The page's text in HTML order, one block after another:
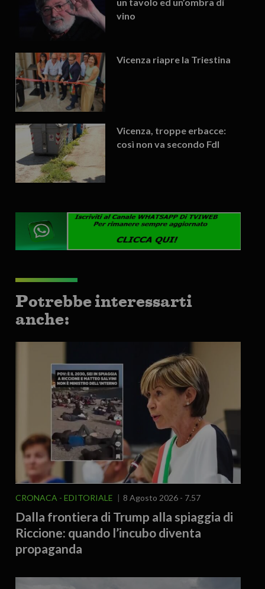
vino
Vicenza riapre la Triestina
Vicenza, troppe erbacce:
così non va secondo FdI
Potrebbe interessarti
anche:
CRONACA EDITORIALE 8 Agosto 2026 - 7.57
Dalla frontiera di Trump alla spiaggia di
Riccione: quando l’incubo diventa
propaganda